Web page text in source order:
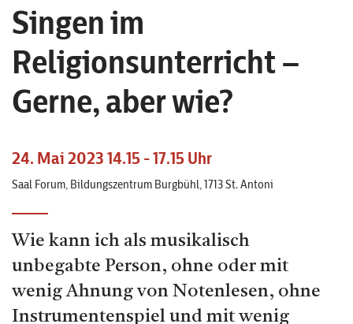
Kirchliches Leben
Kantonale Körperschaft
Singen im
Religionsunterricht –
Gerne, aber wie?
24. Mai 2023 14.15 - 17.15 Uhr
Saal Forum, Bildungszentrum Burgbühl, 1713 St. Antoni
Wie kann ich als musikalisch
unbegabte Person, ohne oder mit
wenig Ahnung von Notenlesen, ohne
Instrumentenspiel und mit wenig